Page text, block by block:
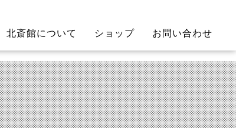
北斎館について ショップ お問い合わせ